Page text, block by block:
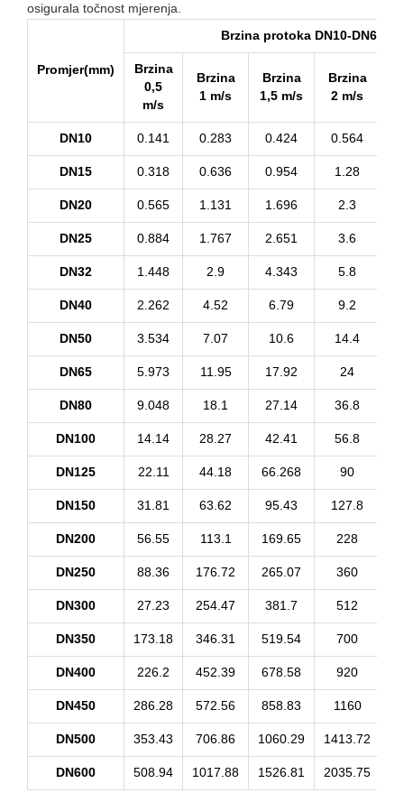
osigurala točnost mjerenja.
Promjer(mm)
Brzina protoka DN10-DN600
Brzina
0,5
m/s
Brzina
1 m/s
Brzina
1,5 m/s
Brzina
2 m/s
DN10 0.141 0.283 0.424 0.564
DN15 0.318 0.636 0.954 1.28
DN20 0.565 1.131 1.696 2.3
DN25 0.884 1.767 2.651 3.6
DN32 1.448 2.9 4.343 5.8
DN40 2.262 4.52 6.79 9.2
DN50 3.534 7.07 10.6 14.4
DN65 5.973 11.95 17.92 24
DN80 9.048 18.1 27.14 36.8
DN100 14.14 28.27 42.41 56.8
DN125 22.11 44.18 66.268 90
DN150 31.81 63.62 95.43 127.8
DN200 56.55 113.1 169.65 228
DN250 88.36 176.72 265.07 360
DN300 27.23 254.47 381.7 512
DN350 173.18 346.31 519.54 700
DN400 226.2 452.39 678.58 920
DN450 286.28 572.56 858.83 1160
DN500 353.43 706.86 1060.29 1413.72
DN600 508.94 1017.88 1526.81 2035.75